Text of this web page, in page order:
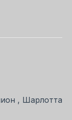
, Шарлотта